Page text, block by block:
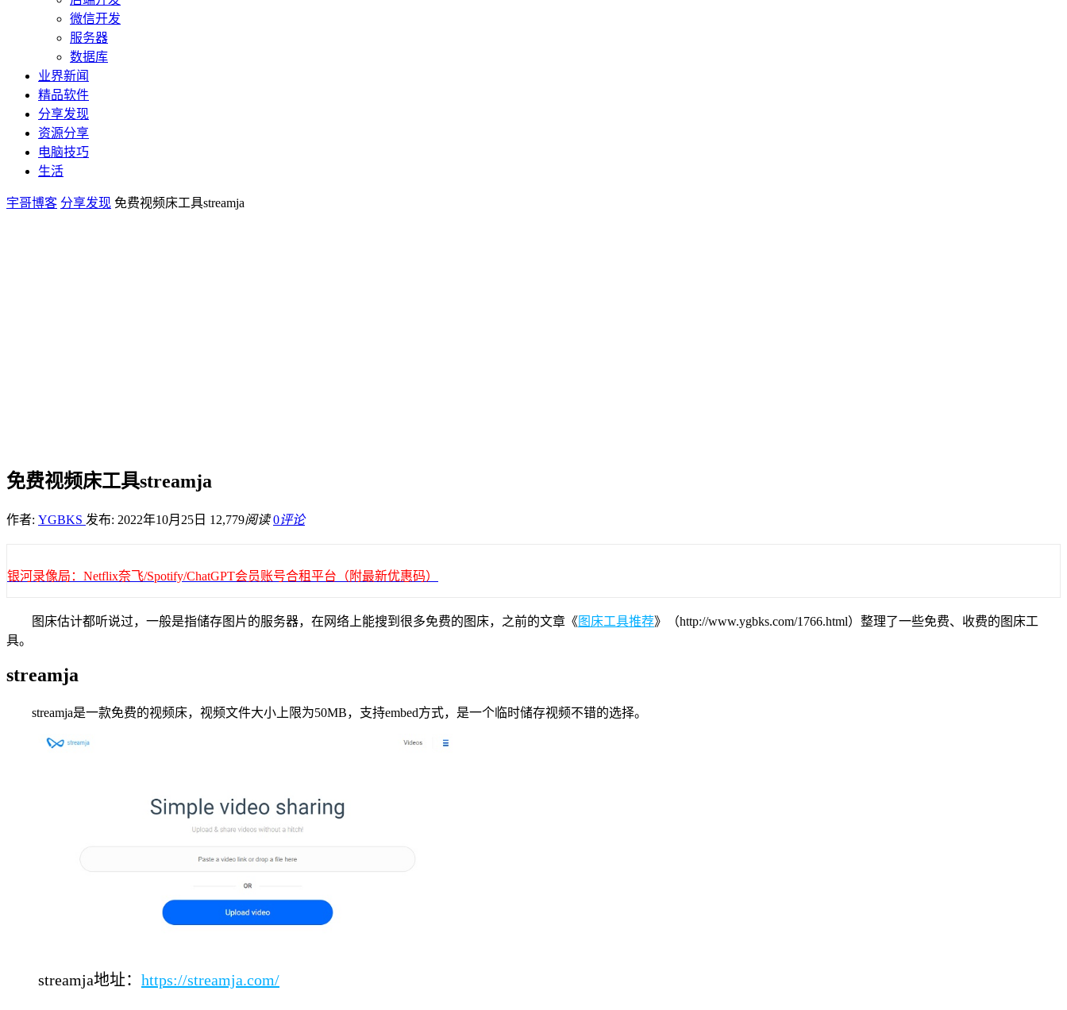
微信开发
服务器
数据库
业界新闻
精品软件
分享发现
资源分享
电脑技巧
生活
宇哥博客 分享发现 免费视频床工具streamja
免费视频床工具streamja
作者: YGBKS 发布: 2022年10月25日 12,779阅读 0评论
银河录像局：Netflix奈飞/Spotify/ChatGPT会员账号合租平台（附最新优惠码）
图床估计都听说过，一般是指储存图片的服务器，在网络上能搜到很多免费的图床，之前的文章《 图床工具推荐》（http://www.ygbks.com/1766.html）整理了一些免费、收费的图床工
具。
streamja
streamja是一款免费的视频床，视频文件大小上限为50MB，支持embed方式，是一个临时储存视频不错的选择。
streamja地址： https://streamja.com/